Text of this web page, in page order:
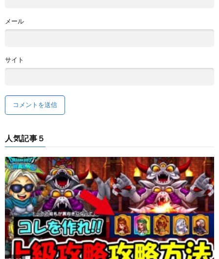
メール
サイト
人気記事５